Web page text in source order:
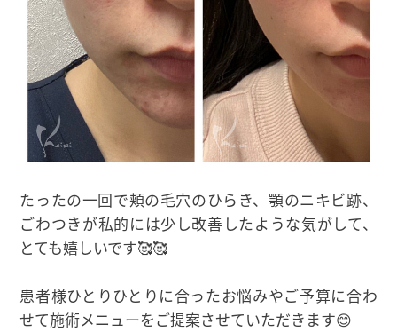
たったの一回で頬の毛穴のひらき、顎のニキビ跡、
ごわつきが私的には少し改善したような気がして、
とても嬉しいです🥰🥰
患者様ひとりひとりに合ったお悩みやご予算に合わ
せて施術メニューをご提案させていただきます😊